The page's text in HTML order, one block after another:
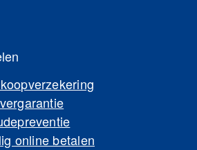
online betalen